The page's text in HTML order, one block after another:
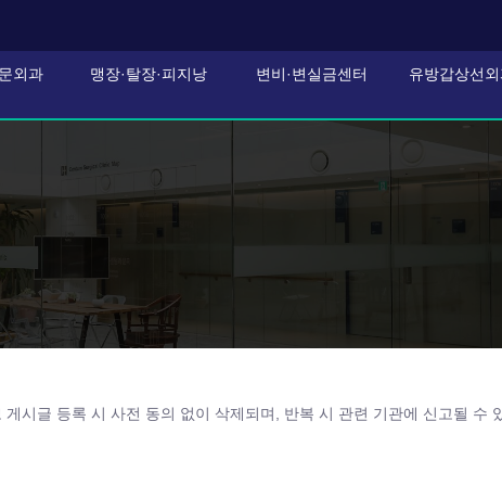
외과 맹장·탈장·피지낭 변비·변실금센터 유방갑상선
시글 등록 시 사전 동의 없이 삭제되며, 반복 시 관련 기관에 신고될 수